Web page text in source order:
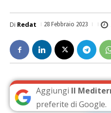
Di Redat 28 Febbraio 2023
Aggiungi Il
preferite di Google.